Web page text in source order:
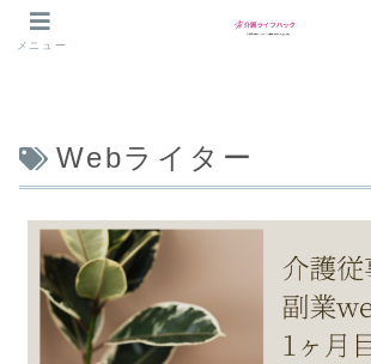
Webライター
メニュー